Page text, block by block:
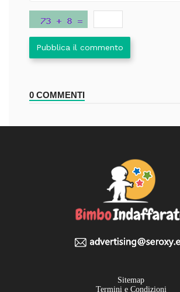
Pubblica il commento
0 COMMENTI
Sitemap
Termini e Condizioni